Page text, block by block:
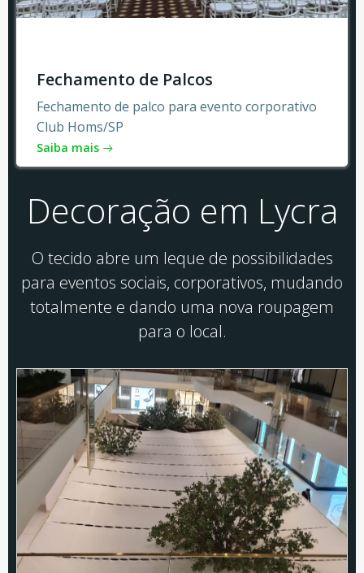
Fechamento de Palcos
Fechamento de palco para evento corporativo
Club Homs/SP
Saiba mais
Decoração em Lycra
O tecido abre um leque de possibilidades
para eventos sociais, corporativos, mudando
totalmente e dando uma nova roupagem
para o local.